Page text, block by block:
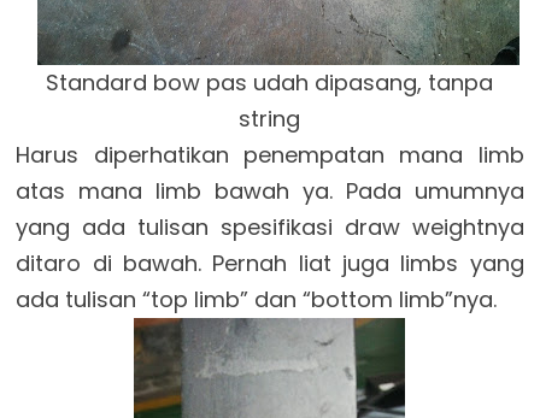
Standard bow pas udah dipasang, tanpa
string
Harus diperhatikan penempatan mana limb
atas mana limb bawah ya. Pada umumnya
yang ada tulisan spesifikasi draw weightnya
ditaro di bawah. Pernah liat juga limbs yang
ada tulisan “top limb” dan “bottom limb”nya.